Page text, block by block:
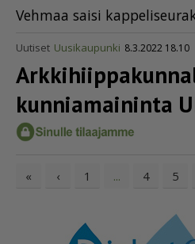
Veh­maa sai­si
Uutiset Uusikaupunki 8.3.2022 18.10
kunniamaininta
« ‹ 1 ... 4 5